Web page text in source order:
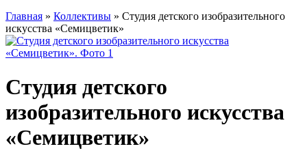
Главная » Коллективы » Студия детского изобразительного
искусства «Семицветик»
Студия детского
изобразительного искусства
«Семицветик»